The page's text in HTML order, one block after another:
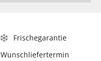
Frischegarantie
Wunschliefertermin